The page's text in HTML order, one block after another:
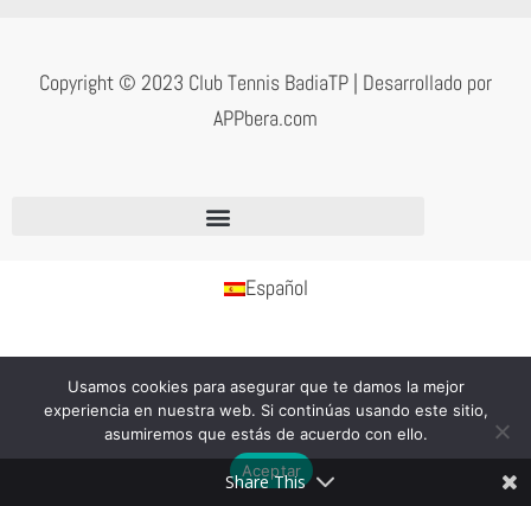
Copyright © 2023 Club Tennis BadiaTP | Desarrollado por
APPbera.com
Share This
Español
Usamos cookies para asegurar que te damos la mejor
experiencia en nuestra web. Si continúas usando este sitio,
asumiremos que estás de acuerdo con ello.
Aceptar